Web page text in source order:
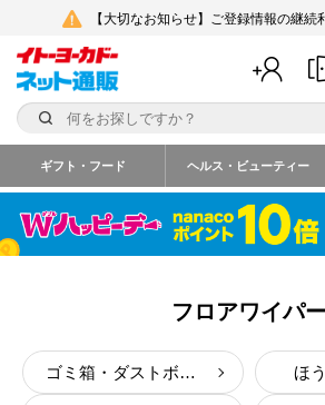
【大切なお知らせ】ご登録情報の継続
ギフト・フード ヘルス・ビューティー
フロアワイパー
ゴミ箱・ダストボックス ほ